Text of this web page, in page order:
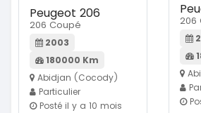
Peugeot 206
206 Coupé
2003
180000 Km
Abidjan (Cocody)
Particulier
Posté il y a 10 mois
206